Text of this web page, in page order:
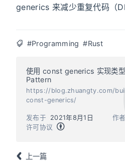
generics 来减少重复代码（
#Programming #Rust
使用 const generics 实现类
Pattern
https://blog.zhuangty.com/
const-generics/
作者
发布于
2021年8月1日
许可协议
上一篇